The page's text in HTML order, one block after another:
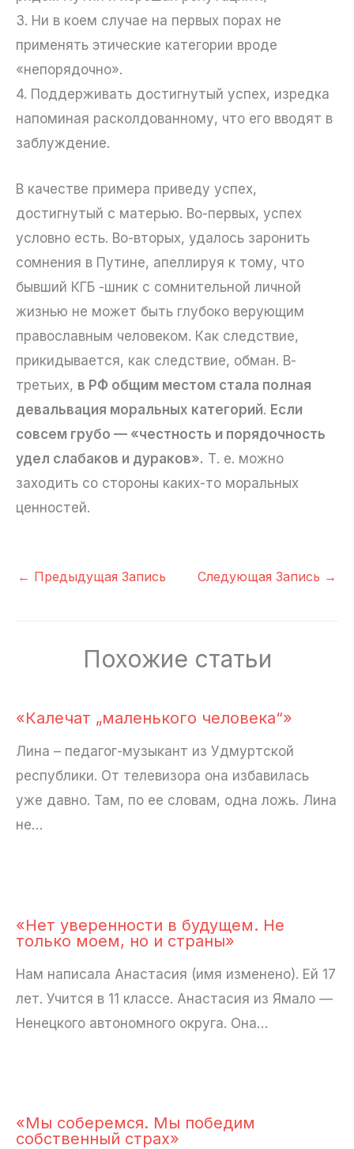
3. Ни в коем случае на первых порах не
применять этические категории вроде
«непорядочно».
4. Поддерживать достигнутый успех, изредка
напоминая расколдованному, что его вводят в
заблуждение.
В качестве примера приведу успех,
достигнутый с матерью. Во-первых, успех
условно есть. Во-вторых, удалось заронить
сомнения в Путине, апеллируя к тому, что
бывший КГБ -шник с сомнительной личной
жизнью не может быть глубоко верующим
православным человеком. Как следствие,
прикидывается, как следствие, обман. В-
третьих, в РФ общим местом стала полная
девальвация моральных категорий. Если
совсем грубо — «честность и порядочность
удел слабаков и дураков». Т. е. можно
заходить со стороны каких-то моральных
ценностей.
← Предыдущая Запись Следующая Запись →
Похожие статьи
«Калечат „маленького человека“»
Лина – педагог-музыкант из Удмуртской
республики. От телевизора она избавилась
уже давно. Там, по ее словам, одна ложь. Лина
не…
«Нет уверенности в будущем. Не
только моем, но и страны»
Нам написала Анастасия (имя изменено). Ей 17
лет. Учится в 11 классе. Анастасия из Ямало —
Ненецкого автономного округа. Она…
«Мы соберемся. Мы победим
собственный страх»